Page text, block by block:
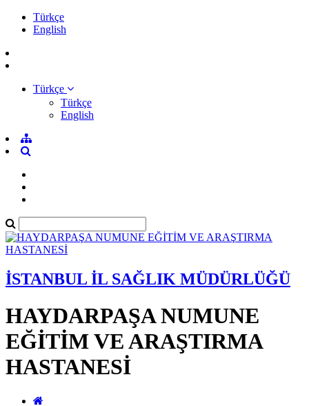
Türkçe
English
Türkçe
Türkçe
English
İSTANBUL İL SAĞLIK MÜDÜRLÜĞÜ
HAYDARPAŞA NUMUNE
EĞİTİM VE ARAŞTIRMA
HASTANESİ